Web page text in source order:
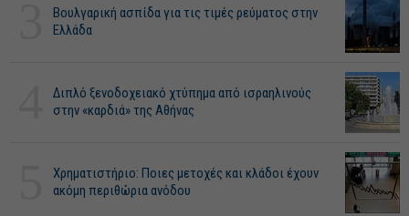
Βουλγαρική ασπίδα για τις τιμές ρεύματος στην
Ελλάδα
Διπλό ξενοδοχειακό χτύπημα από ισραηλινούς
στην «καρδιά» της Αθήνας
Χρηματιστήριο: Ποιες μετοχές και κλάδοι έχουν
ακόμη περιθώρια ανόδου